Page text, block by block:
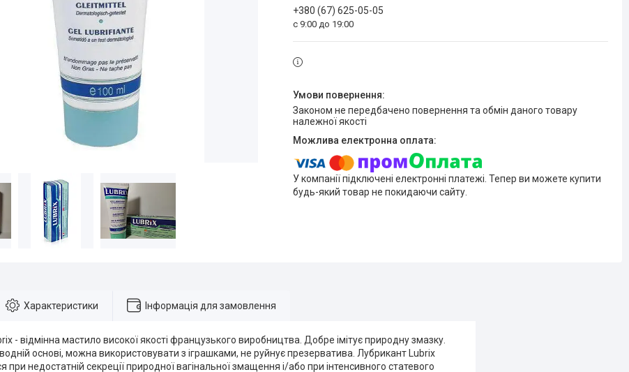
+380 (67) 625-05-05
с 9:00 до 19:00
Законом не передбачено повернення та обмін даного товару
належної якості
У компанії підключені електронні платежі. Тепер ви можете купити
будь-який товар не покидаючи сайту.
Характеристики Інформація для замовлення
- відмінна мастило високої якості французького виробництва. Добре імітує природну змазку.
основі, можна використовувати з іграшками, не руйнує презерватива. Лубрикант Lubrix
при недостатній секреції природної вагінальної змащення і/або при інтенсивного статевого